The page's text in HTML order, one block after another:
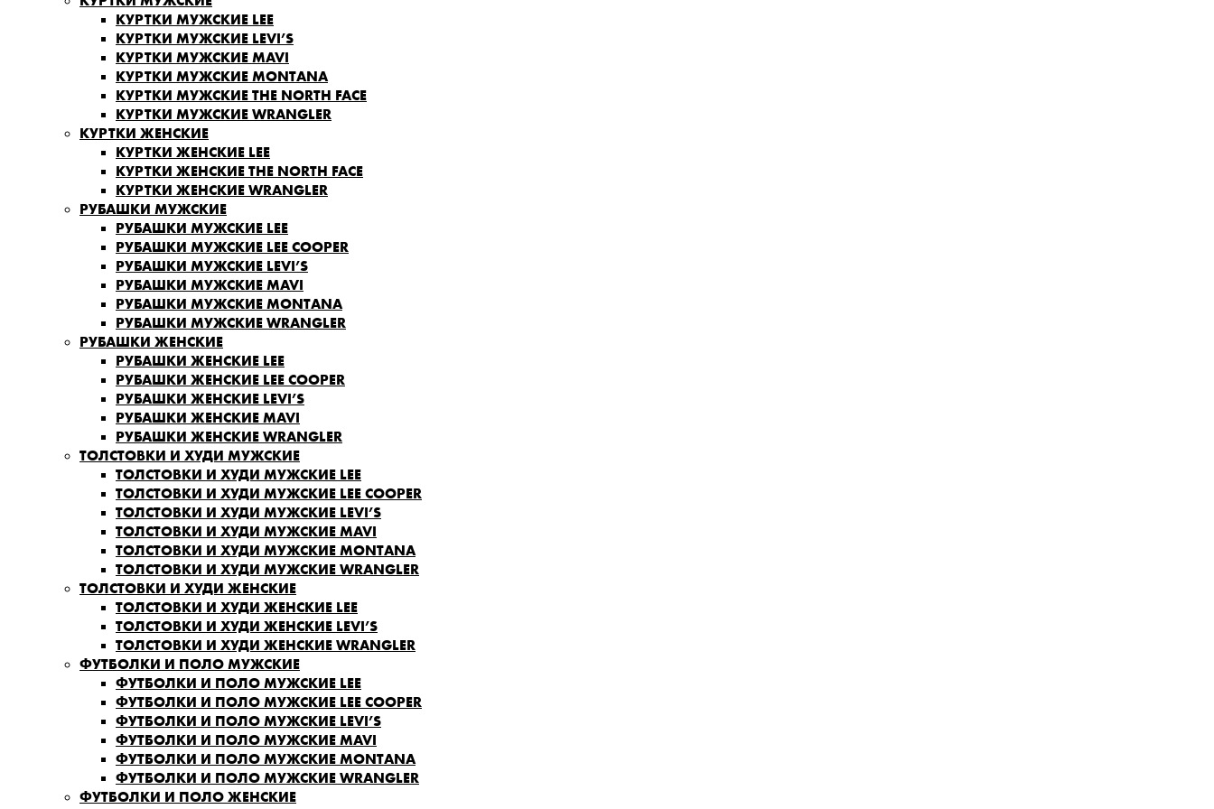
КУРТКИ МУЖСКИЕ LEE
КУРТКИ МУЖСКИЕ LEVI’S
КУРТКИ МУЖСКИЕ MAVI
КУРТКИ МУЖСКИЕ MONTANA
КУРТКИ МУЖСКИЕ THE NORTH FACE
КУРТКИ МУЖСКИЕ WRANGLER
КУРТКИ ЖЕНСКИЕ
КУРТКИ ЖЕНСКИЕ LEE
КУРТКИ ЖЕНСКИЕ THE NORTH FACE
КУРТКИ ЖЕНСКИЕ WRANGLER
РУБАШКИ МУЖСКИЕ
РУБАШКИ МУЖСКИЕ LEE
РУБАШКИ МУЖСКИЕ LEE COOPER
РУБАШКИ МУЖСКИЕ LEVI’S
РУБАШКИ МУЖСКИЕ MAVI
РУБАШКИ МУЖСКИЕ MONTANA
РУБАШКИ МУЖСКИЕ WRANGLER
РУБАШКИ ЖЕНСКИЕ
РУБАШКИ ЖЕНСКИЕ LEE
РУБАШКИ ЖЕНСКИЕ LEE COOPER
РУБАШКИ ЖЕНСКИЕ LEVI’S
РУБАШКИ ЖЕНСКИЕ MAVI
РУБАШКИ ЖЕНСКИЕ WRANGLER
ТОЛСТОВКИ И ХУДИ МУЖСКИЕ
ТОЛСТОВКИ И ХУДИ МУЖСКИЕ LEE
ТОЛСТОВКИ И ХУДИ МУЖСКИЕ LEE COOPER
ТОЛСТОВКИ И ХУДИ МУЖСКИЕ LEVI’S
ТОЛСТОВКИ И ХУДИ МУЖСКИЕ MAVI
ТОЛСТОВКИ И ХУДИ МУЖСКИЕ MONTANA
ТОЛСТОВКИ И ХУДИ МУЖСКИЕ WRANGLER
ТОЛСТОВКИ И ХУДИ ЖЕНСКИЕ
ТОЛСТОВКИ И ХУДИ ЖЕНСКИЕ LEE
ТОЛСТОВКИ И ХУДИ ЖЕНСКИЕ LEVI’S
ТОЛСТОВКИ И ХУДИ ЖЕНСКИЕ WRANGLER
ФУТБОЛКИ И ПОЛО МУЖСКИЕ
ФУТБОЛКИ И ПОЛО МУЖСКИЕ LEE
ФУТБОЛКИ И ПОЛО МУЖСКИЕ LEE COOPER
ФУТБОЛКИ И ПОЛО МУЖСКИЕ LEVI’S
ФУТБОЛКИ И ПОЛО МУЖСКИЕ MAVI
ФУТБОЛКИ И ПОЛО МУЖСКИЕ MONTANA
ФУТБОЛКИ И ПОЛО МУЖСКИЕ WRANGLER
ФУТБОЛКИ И ПОЛО ЖЕНСКИЕ